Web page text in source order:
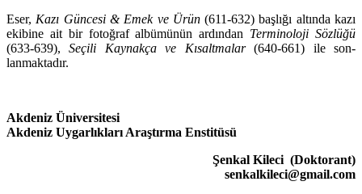
Eser, Kazı Güncesi & Emek ve Ürün(611-632) başlığı altında kazı
ekibine ait bir fotoğraf albümünün ardından Terminoloji Sözlüğü
(633-639),Seçili Kaynakça ve Kısaltmalar(640-661) ile son­
lanmaktadır.
Akdeniz Üniversitesi
Akdeniz Uygarlıkları Araştırma Enstitüsü
Şenkal Kileci (Doktorant)
senkalkileci@gmail.com